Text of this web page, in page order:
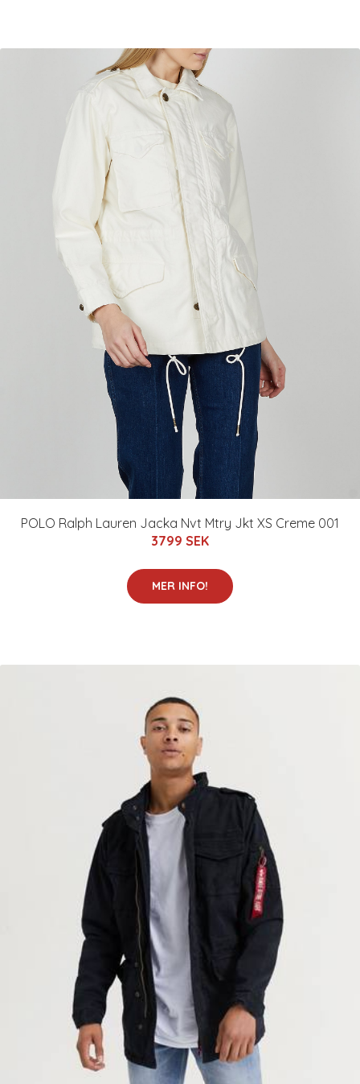
POLO Ralph Lauren Jacka Nvt Mtry Jkt XS Creme 001
3799 SEK
MER INFO!